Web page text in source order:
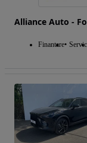
Alliance Auto -
Finantare